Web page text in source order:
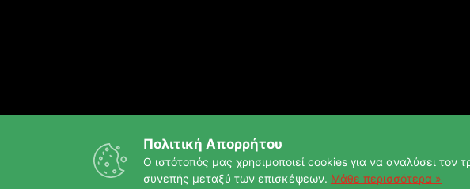
Πολιτική Απορρήτου
Ο ιστότοπός μας χρησιμοποιεί cookies για να αναλύσει τον
συνεπής μεταξύ των επισκέψεων. Μάθε περισσότερα »